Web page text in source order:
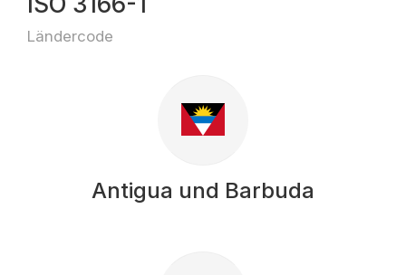
Ländercode
Antigua und Barbuda